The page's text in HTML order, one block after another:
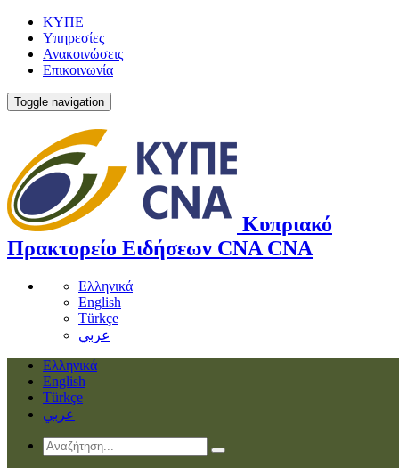
ΚΥΠΕ
Υπηρεσίες
Ανακοινώσεις
Επικοινωνία
Toggle navigation
Κυπριακό
Πρακτορείο Ειδήσεων CNA CNA
Ελληνικά
English
Türkçe
عربي
Ελληνικά
English
Türkçe
عربي